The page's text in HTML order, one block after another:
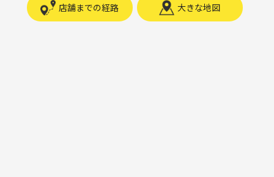
店舗までの経路 大きな地図